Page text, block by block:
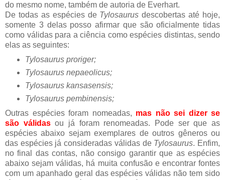
do mesmo nome, também de autoria de Everhart.
De todas as espécies de Tylosaurusdescobertas até hoje,
somente 3 delas posso afirmar que são oficialmente tidas
como válidas para a ciência como espécies distintas, sendo
elas as seguintes:
Tylosaurus proriger;
Tylosaurus nepaeolicus;
Tylosaurus kansasensis;
Tylosaurus pembinensis;
Outras espécies foram nomeadas, mas não sei dizer se
são válidasou já foram renomeadas. Pode ser que as
espécies abaixo sejam exemplares de outros gêneros ou
das espécies já consideradas válidas de Tylosaurus. Enfim,
no final das contas, não consigo garantir que as espécies
abaixo sejam válidas, há muita confusão e encontrar fontes
com um apanhado geral das espécies válidas não tem sido